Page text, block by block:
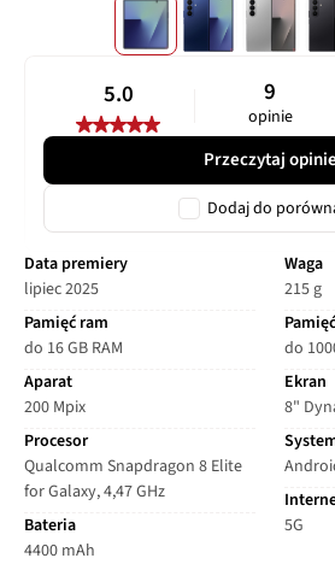
5.0 9
opinie
Przeczytaj opinie
Dodaj do
Data premiery
lipiec 2025
Pamięć ram
do 16 GB RAM
Aparat
200 Mpix
Procesor
Qualcomm Snapdragon 8 Elite
for Galaxy, 4,47 GHz
Bateria
4400 mAh
Waga
215 g
do
Ekran
8"
5G